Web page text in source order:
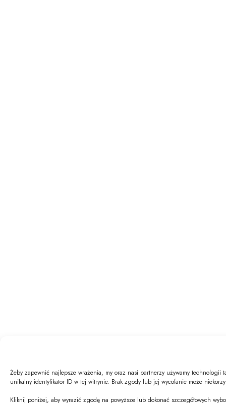
Żeby zapewnić najlepsze wrażenia, my oraz nasi partnerzy używamy
unikalny identyfikator ID w tej witrynie. Brak zgody lub jej wycofanie może
Kliknij poniżej, aby wyrazić zgodę na powyższe lub dokonać szczegółowych